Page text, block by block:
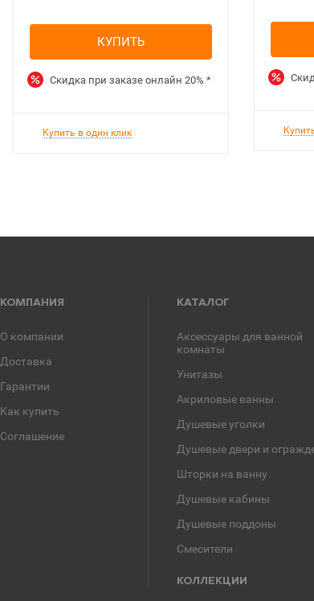
КУПИТЬ
Скидка при заказе онлайн 20% *
Купить в один клик
КОМПАНИЯ
О компании
Доставка
Гарантии
Как купить
Соглашение
КАТАЛОГ
Аксессуары для ванной
комнаты
Унитазы
Акриловые ванны
Душевые уголки
Душевые двери и
Шторки на ванну
Душевые кабины
Душевые поддоны
Смесители
КОЛЛЕКЦИИ